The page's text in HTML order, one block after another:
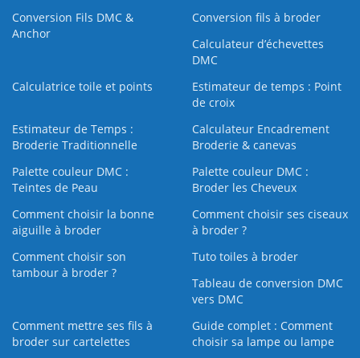
Conversion Fils DMC &
Anchor
Conversion fils à broder
Calculateur d’échevettes
DMC
Calculatrice toile et points
Estimateur de temps : Point
de croix
Estimateur de Temps :
Broderie Traditionnelle
Calculateur Encadrement
Broderie & canevas
Palette couleur DMC :
Teintes de Peau
Palette couleur DMC :
Broder les Cheveux
Comment choisir la bonne
aiguille à broder
Comment choisir ses ciseaux
à broder ?
Comment choisir son
tambour à broder ?
Tuto toiles à broder
Tableau de conversion DMC
vers DMC
Comment mettre ses fils à
broder sur cartelettes
Guide complet : Comment
choisir sa lampe ou lampe